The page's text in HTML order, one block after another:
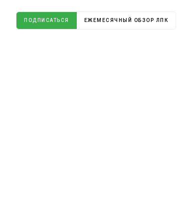
ПОДПИСАТЬСЯ ЕЖЕМЕСЯЧНЫЙ ОБЗОР ЛПК